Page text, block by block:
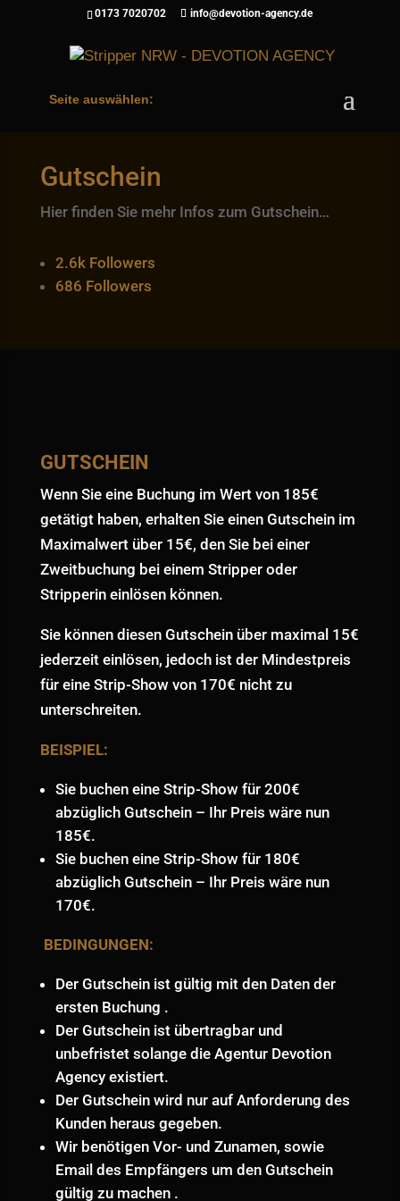
0173 7020702 info@devotion-agency.de
Seite auswählen:
Gutschein
Hier finden Sie mehr Infos zum Gutschein…
2.6k Followers
686 Followers
GUTSCHEIN
Wenn Sie eine Buchung im Wert von 185€
getätigt haben, erhalten Sie einen Gutschein im
Maximalwert über 15€, den Sie bei einer
Zweitbuchung bei einem Stripper oder
Stripperin einlösen können.
Sie können diesen Gutschein über maximal 15€
jederzeit einlösen, jedoch ist der Mindestpreis
für eine Strip-Show von 170€ nicht zu
unterschreiten.
BEISPIEL:
Sie buchen eine Strip-Show für 200€
abzüglich Gutschein – Ihr Preis wäre nun
185€.
Sie buchen eine Strip-Show für 180€
abzüglich Gutschein – Ihr Preis wäre nun
170€.
BEDINGUNGEN:
Der Gutschein ist gültig mit den Daten der
ersten Buchung .
Der Gutschein ist übertragbar und
unbefristet solange die Agentur Devotion
Agency existiert.
Der Gutschein wird nur auf Anforderung des
Kunden heraus gegeben.
Wir benötigen Vor- und Zunamen, sowie
Email des Empfängers um den Gutschein
gültig zu machen .